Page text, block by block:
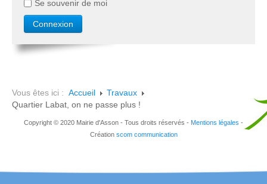
Se souvenir de moi
Vous êtes ici : Accueil
Travaux
Quartier Labat, on ne passe plus !
Copyright © 2020 Mairie d'Asson - Tous droits réservés - Mentions légales -
Création scom communication